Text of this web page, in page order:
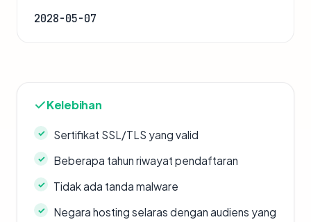
2028-05-07
Kelebihan
Sertifikat SSL/TLS yang valid
Beberapa tahun riwayat pendaftaran
Tidak ada tanda malware
Negara hosting selaras dengan audiens yang